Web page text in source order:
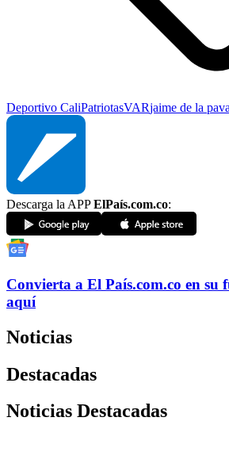
Deportivo CaliPatriotasVARjaime de la pava
Descarga la APPElPaís.com.co:
Convierta a El País.com.co en su
aquí
Noticias
Destacadas
Noticias Destacadas